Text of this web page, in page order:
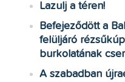
Lazulj a téren!
Befejeződött a
felüljáró
burkolatának
A szabadban